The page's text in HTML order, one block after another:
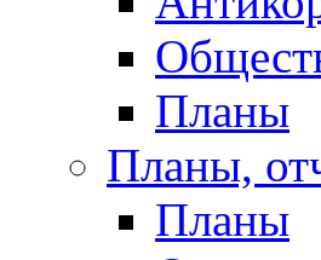
Планы
Планы,
Планы